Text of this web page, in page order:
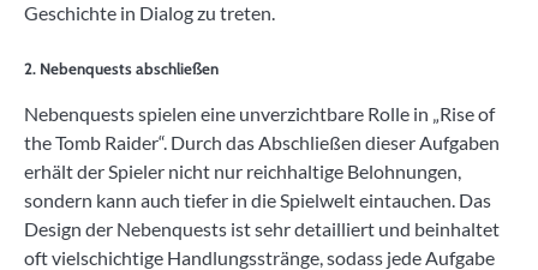
Geschichte in Dialog zu treten.
2. Nebenquests abschließen
Nebenquests spielen eine unverzichtbare Rolle in „Rise of
the Tomb Raider“. Durch das Abschließen dieser Aufgaben
erhält der Spieler nicht nur reichhaltige Belohnungen,
sondern kann auch tiefer in die Spielwelt eintauchen. Das
Design der Nebenquests ist sehr detailliert und beinhaltet
oft vielschichtige Handlungsstränge, sodass jede Aufgabe